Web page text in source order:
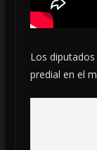
Los
predial en el